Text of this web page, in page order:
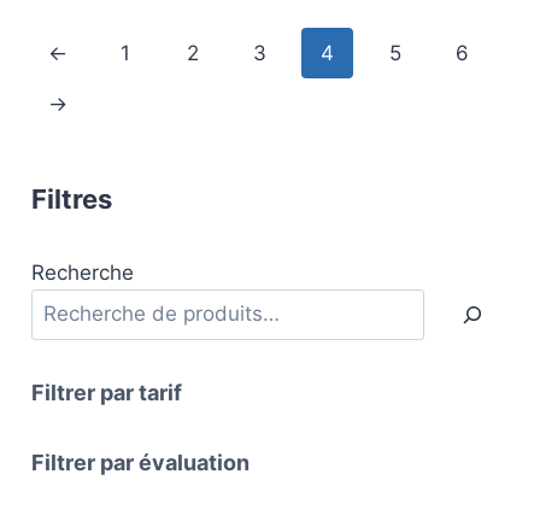
options
choisies
sur
page
← 1 2 3 4 5 6
→
Filtres
Recherche
Filtrer par tarif
Filtrer par évaluation